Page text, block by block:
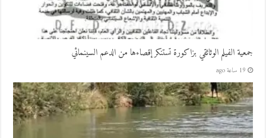
جمعية الفيلم الوثائقي بزاكورة تستنكر إقصاءها من الدعم السينمائي
19 ساعة ago